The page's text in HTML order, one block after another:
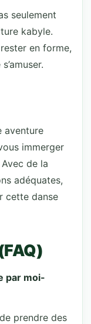
seulement
kabyle.
en forme,
aventure
immerger
de la
adéquates,
cette danse
par moi-
prendre des